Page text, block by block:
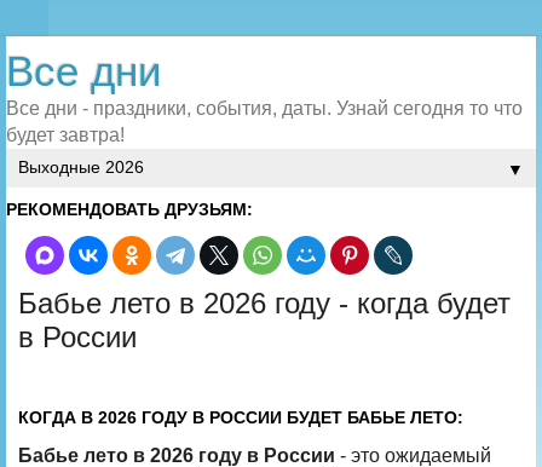
Все дни
Все дни - праздники, события, даты. Узнай сегодня то что
будет завтра!
▼
РЕКОМЕНДОВАТЬ ДРУЗЬЯМ:
Бабье лето в 2026 году - когда будет
в России
КОГДА В 2026 ГОДУ В РОССИИ БУДЕТ БАБЬЕ ЛЕТО:
Бабье лето в 2026 году в России - это ожидаемый